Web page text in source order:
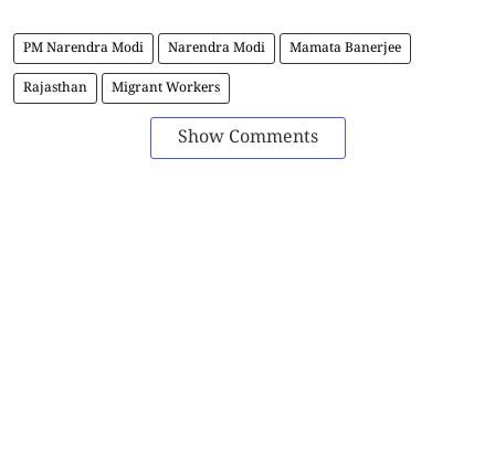
PM Narendra Modi Narendra Modi
Mamata Banerjee
Rajasthan
Migrant Workers
Show Comments